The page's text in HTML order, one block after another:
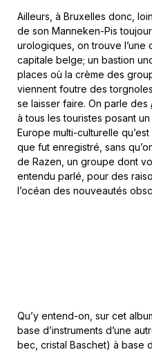
Ailleurs, à Bruxelles donc,
de son Manneken-Pis
urologiques, on trouve l’une
capitale belge; un bastion
places où la crème des
viennent foutre des
se laisser faire. On parle des
à tous les touristes posant
Europe multi-culturelle
que fut enregistré, sans
de Razen, un groupe dont
entendu parlé, pour des
l’océan des nouveautés
Qu’y entend-on, sur cet
base d’instruments d’une
bec, cristal Baschet) à base